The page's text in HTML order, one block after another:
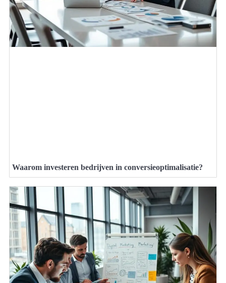
Waarom investeren bedrijven in conversieoptimalisatie?